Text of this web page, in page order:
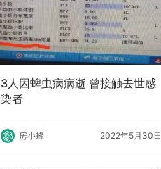
3人因蜱虫病病逝 曾接触去世感
染者
房小蜂 2022年5月30日